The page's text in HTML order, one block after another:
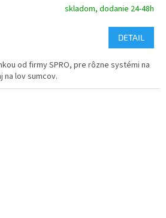
skladom, dodanie 24-48h
DETAIL
od firmy SPRO, pre rôzne systémi na
na lov sumcov.